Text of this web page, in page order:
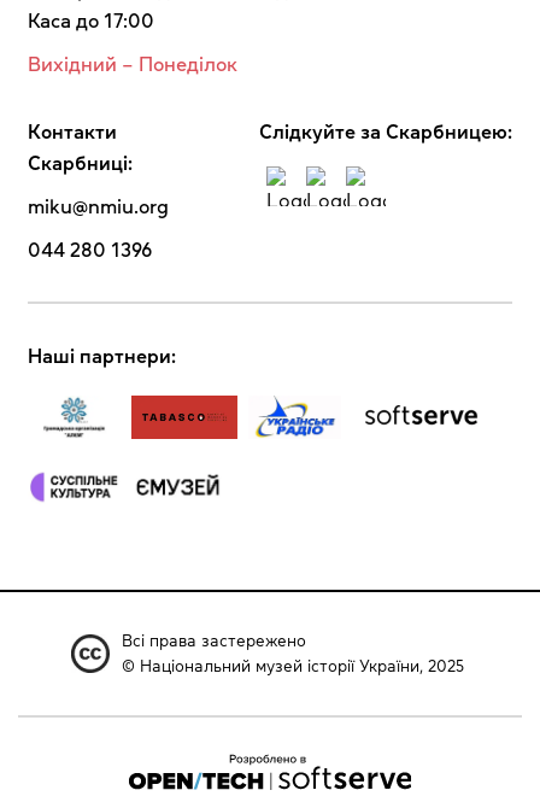
Каса до 17:00
Вихідний – Понеділок
Контакти
Скарбниці:
miku@nmiu.org
044 280 1396
Cлідкуйте за Скарбницею:
Наші партнери:
Всі права застережено
© Національний музей історії України, 2025